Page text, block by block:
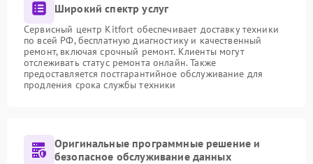
Широкий спектр услуг
Сервисный центр Kitfort обеспечивает доставку техники
по всей РФ, бесплатную диагностику и качественный
ремонт, включая срочный ремонт. Клиенты могут
отслеживать статус ремонта онлайн. Также
предоставляется постгарантийное обслуживание для
продления срока службы техники
Оригинальные программные решение и
безопасное обслуживание данных